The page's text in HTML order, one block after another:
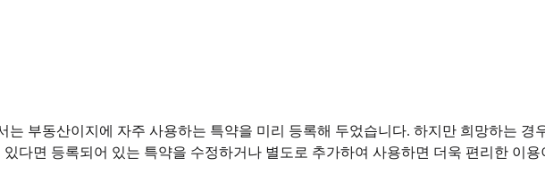
부동산이지에 자주 사용하는 특약을 미리 등록해 두었습니다. 하지만 희망하는 경
다면 등록되어 있는 특약을 수정하거나 별도로 추가하여 사용하면 더욱 편리한 이용